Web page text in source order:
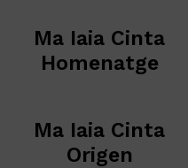
Ma Iaia Cinta
Homenatge
Ma Iaia Cinta
Origen